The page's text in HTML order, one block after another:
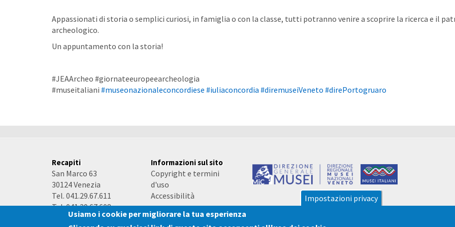
Impostazioni privacy
Usiamo i cookie per migliorare la tua esperienza
Appassionati di storia o semplici curiosi, in famiglia o con la classe, tutti potranno venire a scoprire la ricerca e il
archeologico.
Un appuntamento con la storia!
#JEAArcheo #giornateeuropeearcheologia
#museitaliani #museonazionaleconcordiese #iuliaconcordia #diremuseiVeneto #direPortogruaro
Recapiti
San Marco 63
30124 Venezia
Tel. 041.29.67.611
Tel. 041.29.67.608
e-mail-
Informazioni sul sito
Copyright e termini
d'uso
Accessibilità